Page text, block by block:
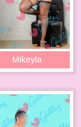
Mikeyla